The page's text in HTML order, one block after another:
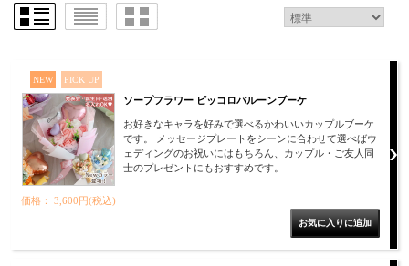
NEW PICK UP
ソープフラワー ピッコロバルーンブーケ
お好きなキャラを好みで選べるかわいいカップルブーケ
です。 メッセージプレートをシーンに合わせて選べばウ
ェディングのお祝いにはもちろん、カップル・ご友人同
士のプレゼントにもおすすめです。
価格： 3,600円(税込)